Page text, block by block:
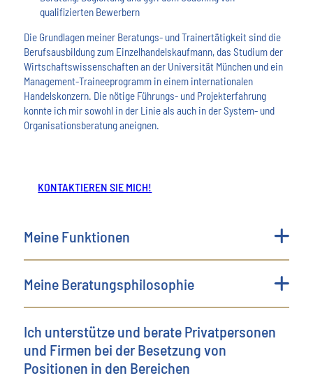
qualifizierten Bewerbern
Die Grundlagen meiner Beratungs- und Trainertätigkeit sind die
Berufsausbildung zum Einzelhandelskaufmann, das Studium der
Wirtschaftswissenschaften an der Universität München und ein
Management-Traineeprogramm in einem internationalen
Handelskonzern. Die nötige Führungs- und Projekterfahrung
konnte ich mir sowohl in der Linie als auch in der System- und
Organisationsberatung aneignen.
KONTAKTIEREN SIE MICH!
Meine Funktionen
Meine Beratungsphilosophie
Ich unterstütze und berate Privatpersonen
und Firmen bei der Besetzung von
Positionen in den Bereichen